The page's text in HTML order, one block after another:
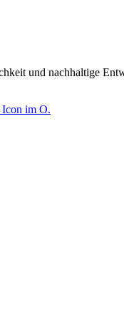
und nachhaltige